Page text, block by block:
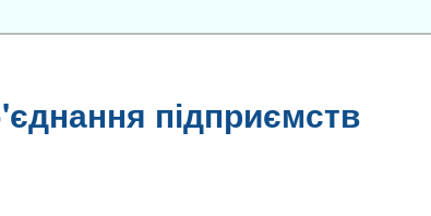
підприємств